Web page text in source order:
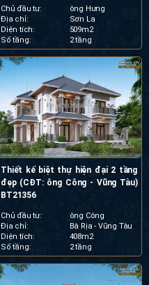
Chủ đầu tư:
ông Hưng
Địa chỉ:
Sơn La
Diện tích:
509m2
Số tầng:
2 tầng
Thiết kế biệt thự hiện đại 2 tầng
đẹp (CĐT: ông Công - Vũng Tàu)
BT21356
Chủ đầu tư:
ông Công
Địa chỉ:
Bà Rịa - Vũng Tàu
Diện tích:
408m2
Số tầng:
2 tầng